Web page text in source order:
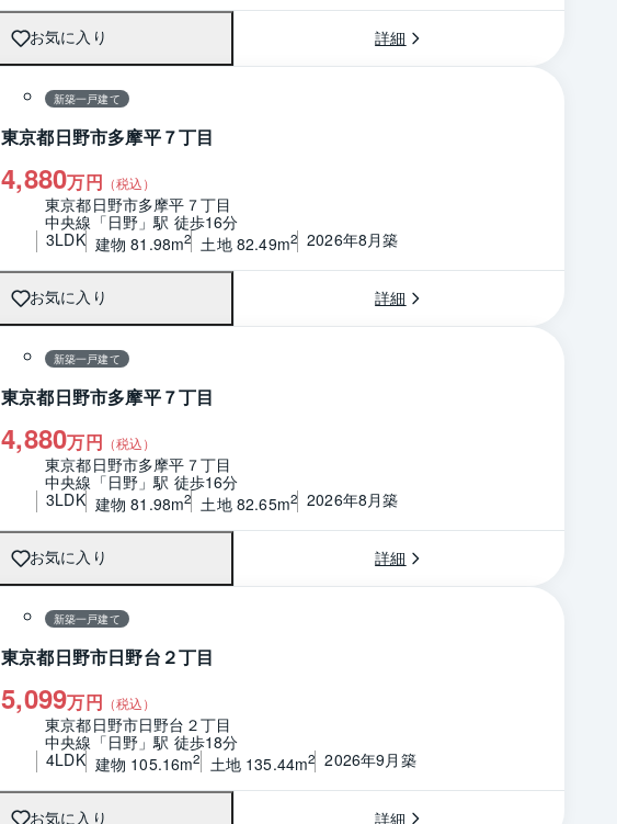
お気に入り 詳細
新築一戸建て
東京都日野市多摩平７丁目
4,880万円 （税込）
東京都日野市多摩平７丁目
中央線「日野」駅 徒歩16分
3LDK 建物 81.98m2 土地 82.49m2 2026年8月築
お気に入り 詳細
新築一戸建て
東京都日野市多摩平７丁目
4,880万円 （税込）
東京都日野市多摩平７丁目
中央線「日野」駅 徒歩16分
3LDK 建物 81.98m2 土地 82.65m2 2026年8月築
お気に入り 詳細
新築一戸建て
東京都日野市日野台２丁目
5,099万円 （税込）
東京都日野市日野台２丁目
中央線「日野」駅 徒歩18分
4LDK 建物 105.16m2 土地 135.44m2 2026年9月築
お気に入り 詳細